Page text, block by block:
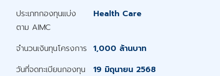
ประเภทกองทุนแบ่ง
ตาม AIMC
Health Care
จำนวนเงินทุนโครงการ 1,000 ล้านบาท
วันที่จดทะเบียนกองทุน
19 มิถุนายน 2568